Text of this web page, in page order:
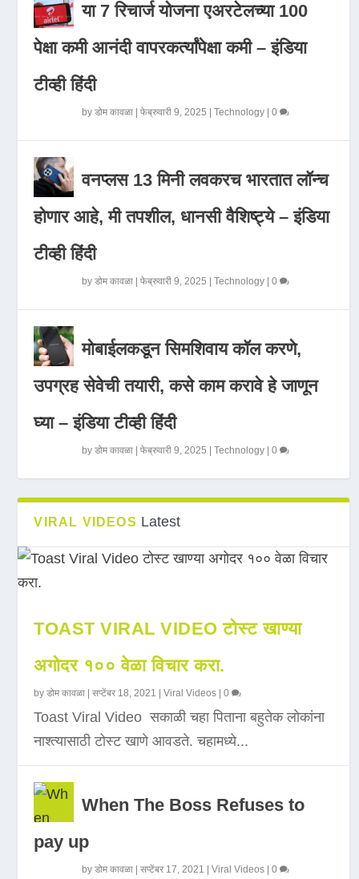
या 7 रिचार्ज योजना एअरटेलच्या 100
पेक्षा कमी आनंदी वापरकर्त्यांपेक्षा कमी – इंडिया
टीव्ही हिंदी
byडोम कावळा |फेब्रुवारी 9, 2025 |Technology |0
वनप्लस 13 मिनी लवकरच भारतात लॉन्च
होणार आहे, मी तपशील, धानसी वैशिष्ट्ये – इंडिया
टीव्ही हिंदी
byडोम कावळा |फेब्रुवारी 9, 2025 |Technology |0
मोबाईलकडून सिमशिवाय कॉल करणे,
उपग्रह सेवेची तयारी, कसे काम करावे हे जाणून
घ्या – इंडिया टीव्ही हिंदी
byडोम कावळा |फेब्रुवारी 9, 2025 |Technology |0
VIRAL VIDEOS Latest
TOAST VIRAL VIDEO टोस्ट खाण्या
अगोदर १०० वेळा विचार करा.
byडोम कावळा |सप्टेंबर 18, 2021 |Viral Videos |0
Toast Viral Video सकाळी चहा पिताना बहुतेक लोकांना
नाश्त्यासाठी टोस्ट खाणे आवडते. चहामध्ये...
When The Boss Refuses to
pay up
byडोम कावळा |सप्टेंबर 17, 2021 |Viral Videos |0